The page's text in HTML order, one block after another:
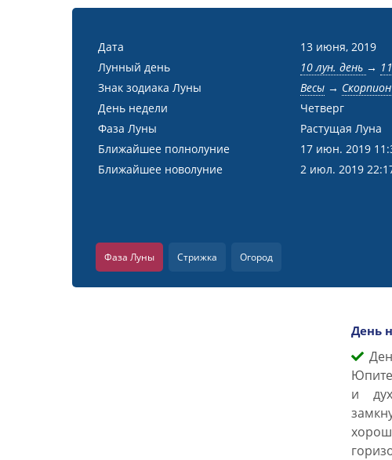
Дата
13 июня, 2019
Лунный день
10 лун. день →
Знак зодиака Луны
Весы→ Скорпион
День недели
Четверг
Фаза Луны
Растущая Луна
Ближайшее полнолуние
17 июн. 2019
Ближайшее новолуние
2 июл. 2019
Фаза Луны Стрижка Огород
День
и